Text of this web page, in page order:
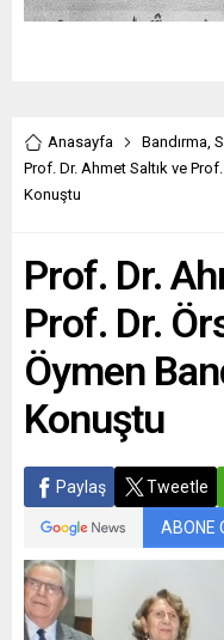
Anasayfa Bandırma,
Prof. Dr. Ahmet Saltık ve
Konuştu
Prof. Dr.
Prof. Dr.
Öymen
Konuştu
Paylaş Tweetle
ABONE